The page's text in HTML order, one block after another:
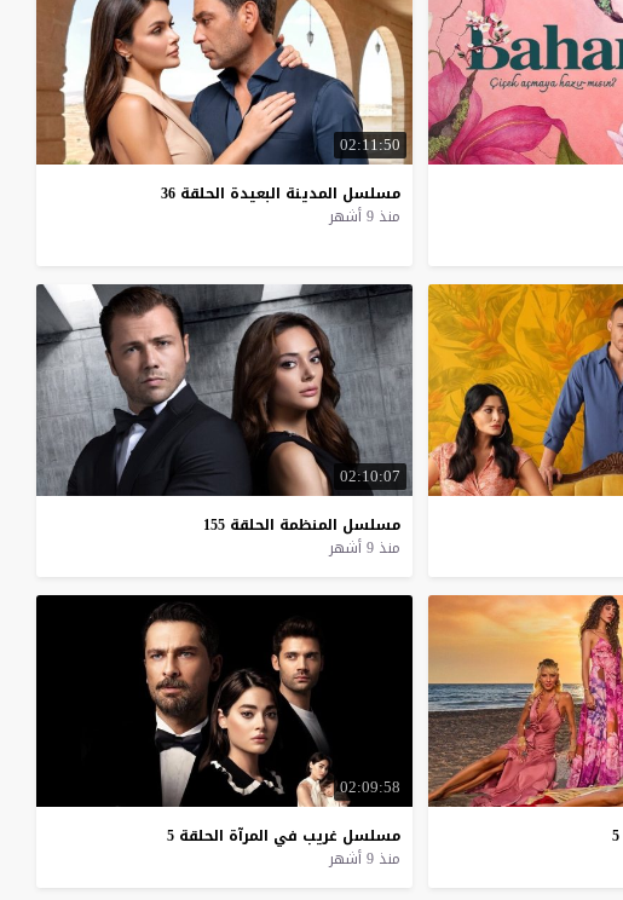
02:11:50
مسلسل المدينة البعيدة الحلقة 36
منذ 9 أشهر
02:10:07
مسلسل المنظمة الحلقة 155
منذ 9 أشهر
5
02:09:58
مسلسل غريب في المرآة الحلقة 5
منذ 9 أشهر